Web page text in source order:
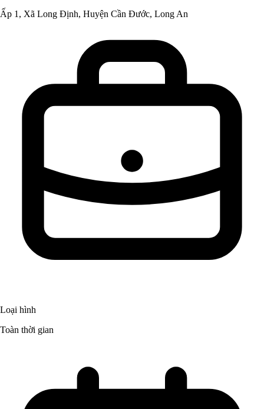
Ấp 1, Xã Long Định, Huyện Cần Đước, Long An
Loại hình
Toàn thời gian